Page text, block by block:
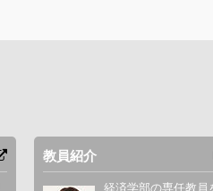
教員紹介
経済学部の専任教員